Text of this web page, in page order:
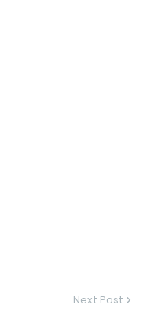
Next Post